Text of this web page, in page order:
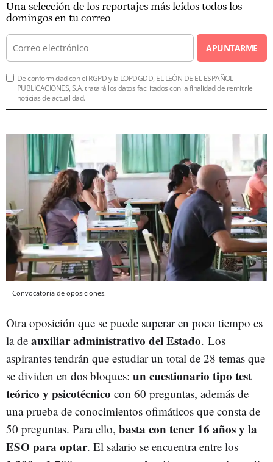
Una selección de los reportajes más leídos todos los
domingos en tu correo
APUNTARME
De conformidad con el RGPD y la LOPDGDD, EL LEÓN DE EL ESPAÑOL
PUBLICACIONES, S.A. tratará los datos facilitados con la finalidad de remitirle
noticias de actualidad.
Convocatoria de oposiciones.
Otra oposición que se puede superar en poco tiempo es
la de auxiliar administrativo del Estado. Los
aspirantes tendrán que estudiar un total de 28 temas que
se dividen en dos bloques: un cuestionario tipo test
teórico y psicotécnico con 60 preguntas, además de
una prueba de conocimientos ofimáticos que consta de
50 preguntas. Para ello, basta con tener 16 años y la
ESO para optar. El salario se encuentra entre los